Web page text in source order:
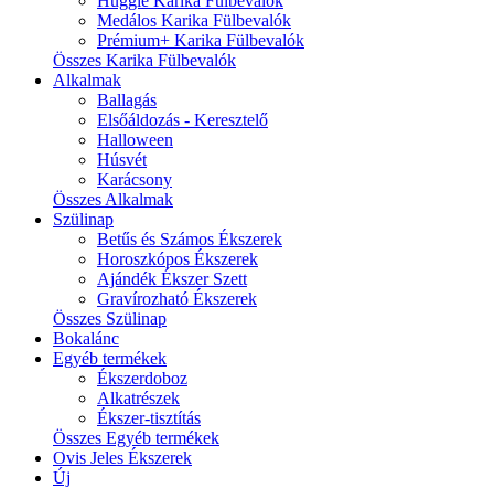
Medálos Karika Fülbevalók
Prémium+ Karika Fülbevalók
Összes Karika Fülbevalók
Alkalmak
Ballagás
Elsőáldozás - Keresztelő
Halloween
Húsvét
Karácsony
Összes Alkalmak
Szülinap
Betűs és Számos Ékszerek
Horoszkópos Ékszerek
Ajándék Ékszer Szett
Gravírozható Ékszerek
Összes Szülinap
Bokalánc
Egyéb termékek
Ékszerdoboz
Alkatrészek
Ékszer-tisztítás
Összes Egyéb termékek
Ovis Jeles Ékszerek
Új